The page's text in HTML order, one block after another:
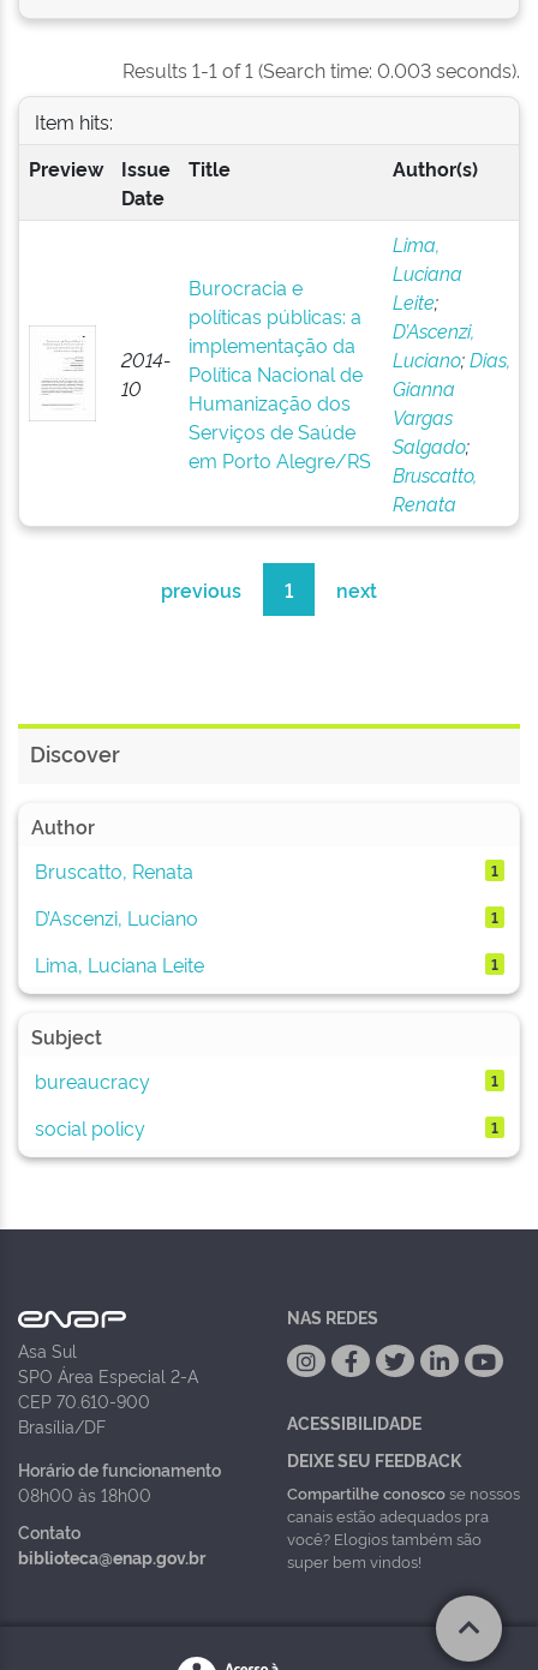
Results 1-1 of 1 (Search time: 0.003 seconds).
Item hits:
Preview
Issue
Date
Title Author(s)
2014-
10
Burocracia e
políticas públicas: a
implementação da
Política Nacional de
Humanização dos
Serviços de Saúde
em Porto Alegre/RS
Lima,
Luciana
Leite;
D’Ascenzi,
Luciano;Dias,
Gianna
Vargas
Salgado;
Bruscatto,
Renata
previous 1 next
Discover
Author
Bruscatto, Renata
1
D’Ascenzi, Luciano 1
Lima, Luciana Leite 1
Subject
bureaucracy
1
social policy 1
Asa Sul
SPO Área Especial 2-A
CEP 70.610-900
Brasília/DF
Horário de funcionamento
08h00 às 18h00
Contato
biblioteca@enap.gov.br
NAS REDES
ACESSIBILIDADE
DEIXE SEU FEEDBACK
Compartilhe conoscose nossos
canais estão adequados pra
você? Elogios também são
super bem vindos!